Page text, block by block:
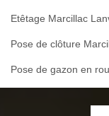
Etêtage Marcillac
Pose de clôture
Pose de gazon en